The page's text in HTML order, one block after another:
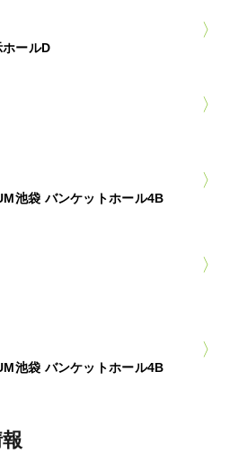
ールD
池袋 バンケットホール4B
池袋 バンケットホール4B